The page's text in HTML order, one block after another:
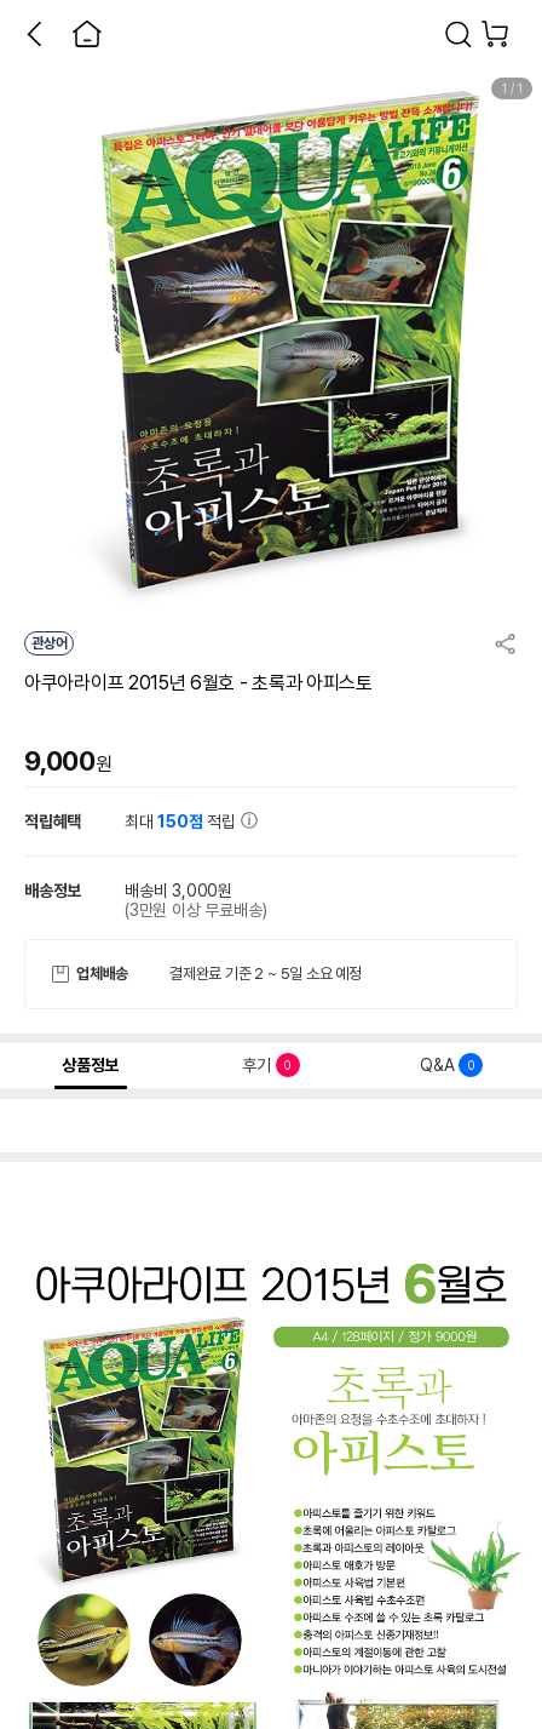
1 / 1
관상어
아쿠아라이프 2015년 6월호 - 초록과 아피스토
9,000원
적립혜택 최대150점 적립
배송정보
배송비 3,000원
(3만원 이상 무료배송)
업체배송 결제완료 기준 2 ~ 5일 소요 예정
상품정보 후기 0 Q&A 0